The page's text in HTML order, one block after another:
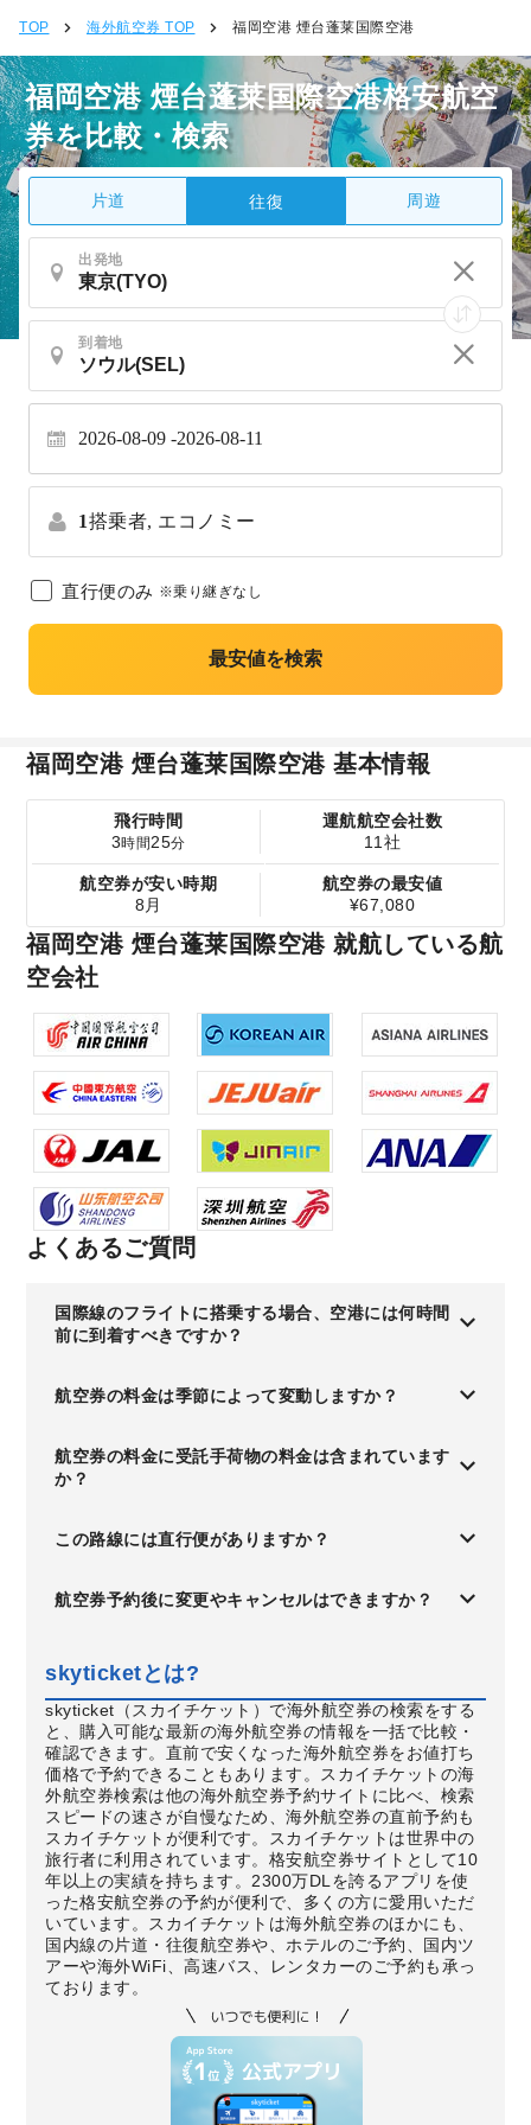
TOP 海外航空券 TOP 福岡空港 煙台蓬莱国際空港
福岡空港 煙台蓬莱国際空港格安航空
券を比較・検索
片道 往復 周遊
出発地
到着地
2026-08-09 2026-08-11
1搭乗者, エコノミー
直行便のみ ※乗り継ぎなし
最安値を検索
福岡空港 煙台蓬莱国際空港 基本情報
飛行時間
3時間25分
運航航空会社数
11社
航空券が安い時期
8月
航空券の最安値
¥67,080
福岡空港 煙台蓬莱国際空港 就航している航
空会社
よくあるご質問
国際線のフライトに搭乗する場合、空港には何時間
前に到着すべきですか？
航空券の料金は季節によって変動しますか？
航空券の料金に受託手荷物の料金は含まれています
か？
この路線には直行便がありますか？
航空券予約後に変更やキャンセルはできますか？
skyticketとは?
skyticket（スカイチケット）で海外航空券の検索をする
と、購入可能な最新の海外航空券の情報を一括で比較・
確認できます。直前で安くなった海外航空券をお値打ち
価格で予約できることもあります。スカイチケットの海
外航空券検索は他の海外航空券予約サイトに比べ、検索
スピードの速さが自慢なため、海外航空券の直前予約も
スカイチケットが便利です。スカイチケットは世界中の
旅行者に利用されています。格安航空券サイトとして10
年以上の実績を持ちます。2300万DLを誇るアプリを使
った格安航空券の予約が便利で、多くの方に愛用いただ
いています。スカイチケットは海外航空券のほかにも、
国内線の片道・往復航空券や、ホテルのご予約、国内ツ
アーや海外WiFi、高速バス、レンタカーのご予約も承っ
ております。